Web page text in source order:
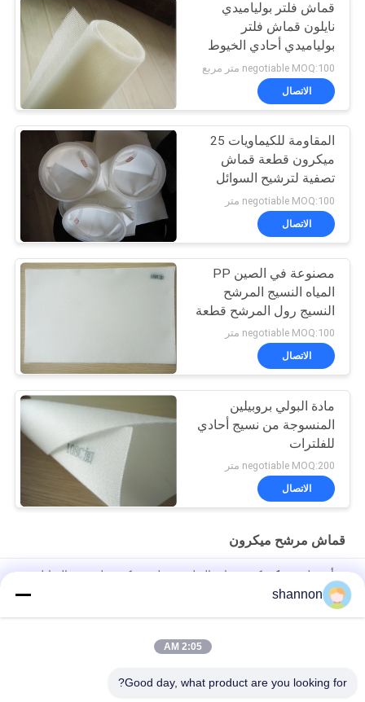
قماش فلتر بولياميدي
نايلون قماش فلتر
بولياميدي أحادي الخيوط
للعمل بالمعادن
negotiable MOQ:100 متر مربع
الاتصال
المقاومة للكيماويات 25
ميكرون قطعة قماش
تصفية لترشيح السوائل
وطول عمر الخدمة
negotiable MOQ:100 متر
الاتصال
مصنوعة في الصين PP
المياه النسيج المرشح
النسيج رول المرشح قطعة
قماش ميكرون البولي
بروبلين المرشح قطعة
قماش
negotiable MOQ:100 متر
الاتصال
مادة البولي بروبيلين
المنسوجة من نسيج أحادي
للفلترات
negotiable MOQ:200 متر
الاتصال
قماش مرشح ميكرون
ورأى بوليستر 1 ميكرون مادة البولي بروبلين ميكرون لترشيح السائل
قماش مرشح بوليستر ميكرون يعالج بمكونات سيليكون ترشيح سائل
مضاد للكهرباء الساكنة
5/10 ميكرون PE ميكرون تصفية النسيج مكافحة ساكنة لصناعة مرشح
shannon
2:05 AM
Good day, what product are you looking for?